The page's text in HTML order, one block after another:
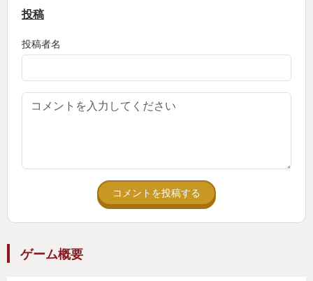
麗に逃走がキモチイイ。
◯章がすすむと、これまた美しいボクセル雪景色。
からがら奔走する場面も。
試せてとても気持ちよく、
それでもなんだかんだいって建設重機が最高に輝
く破壊力を見せたりするんだ。
◯定価は4000円。そのまま買っても完全に大勝利
です！
投稿
投稿者名
コメントを投稿する
ゲーム概要